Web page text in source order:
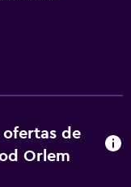
Se incluye un
Premium Pod
a Internet
las personas de
ofertas de
Orlem